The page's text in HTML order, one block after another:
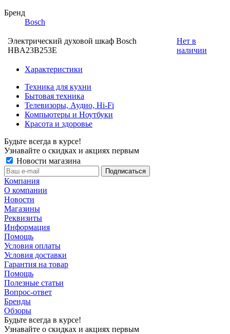
Бренд
Bosch
Электрический духовой шкаф Bosch
HBA23B253E
Нет в
наличии
Характеристики
Техника для кухни
Бытовая техника
Телевизоры, Аудио, Hi-Fi
Компьютеры и Ноутбуки
Красота и здоровье
Будьте всегда в курсе!
Узнавайте о скидках и акциях первым
Новости магазина
Компания
О компании
Новости
Магазины
Реквизиты
Информация
Помощь
Условия оплаты
Условия доставки
Гарантия на товар
Помощь
Полезные статьи
Вопрос-ответ
Бренды
Обзоры
Будьте всегда в курсе!
Узнавайте о скидках и акциях первым